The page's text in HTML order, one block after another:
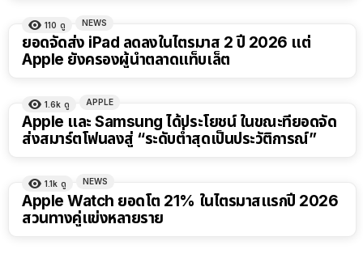
110 ดู NEWS
ยอดจัดส่ง iPad ลดลงในไตรมาส 2 ปี 2026 แต่
Apple ยังครองผู้นำตลาดแท็บเล็ต
1.6k ดู APPLE
Apple และ Samsung ได้ประโยชน์ ในขณะที่ยอดจัด
ส่งสมาร์ตโฟนลงสู่ “ระดับต่ำสุดเป็นประวัติการณ์”
1.1k ดู NEWS
Apple Watch ยอดโต 21% ในไตรมาสแรกปี 2026
สวนทางคู่แข่งหลายราย